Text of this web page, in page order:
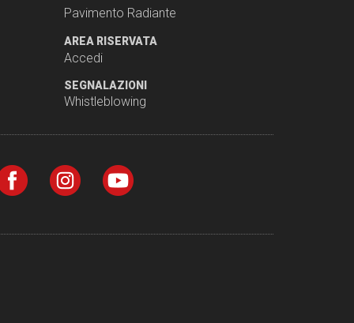
Pavimento Radiante
AREA RISERVATA
Accedi
SEGNALAZIONI
Whistleblowing